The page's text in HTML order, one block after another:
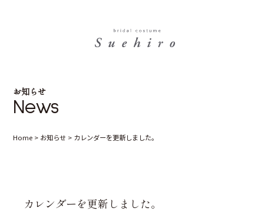
お知らせ
News
Home > お知らせ > カレンダーを更新しました。
カレンダーを更新しました。